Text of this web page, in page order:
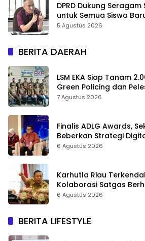
DPRD Dukung
untuk Semua Siswa
Sekolah Jangan
5 Agustus 2026
BERITA DAERAH
LSM EKA Siap Tanam
Green Policing dan
7 Agustus 2026
Finalis ADLG Awards,
Beberkan Strategi
Tingkatkan Layanan
6 Agustus 2026
Karhutla Riau
Kolaborasi Satgas
6 Agustus 2026
BERITA LIFESTYLE